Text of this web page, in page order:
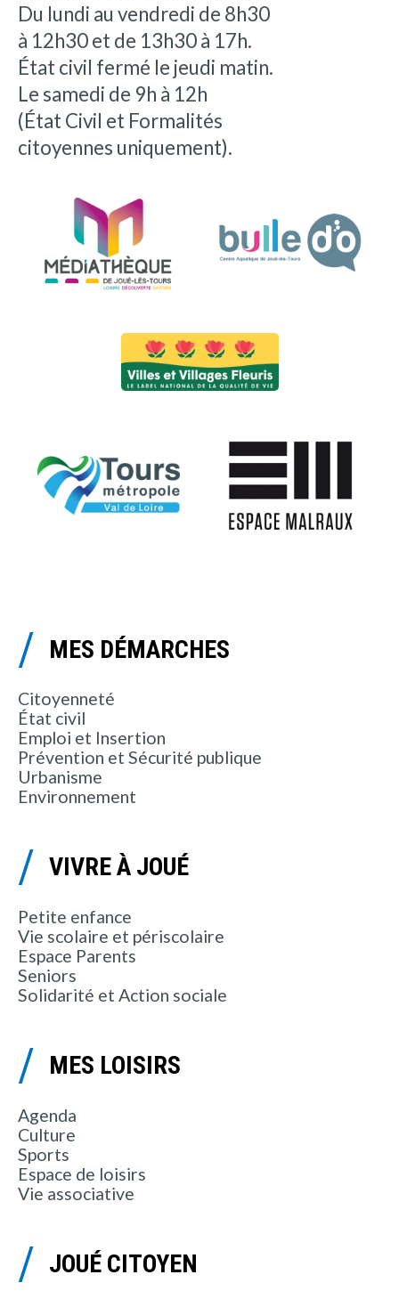
Du lundi au vendredi de 8h30
à 12h30 et de 13h30 à 17h.
État civil fermé le jeudi matin.
Le samedi de 9h à 12h
(État Civil et Formalités
citoyennes uniquement).
MES DÉMARCHES
Citoyenneté
État civil
Emploi et Insertion
Prévention et Sécurité publique
Urbanisme
Environnement
VIVRE À JOUÉ
Petite enfance
Vie scolaire et périscolaire
Espace Parents
Seniors
Solidarité et Action sociale
MES LOISIRS
Agenda
Culture
Sports
Espace de loisirs
Vie associative
JOUÉ CITOYEN